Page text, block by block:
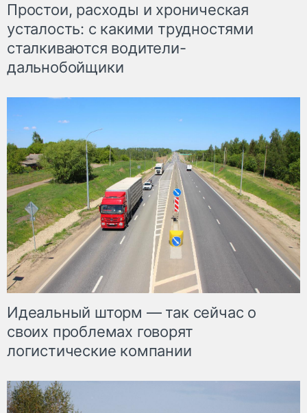
Простои, расходы и хроническая
усталость: с какими трудностями
сталкиваются водители-
дальнобойщики
Идеальный шторм — так сейчас о
своих проблемах говорят
логистические компании